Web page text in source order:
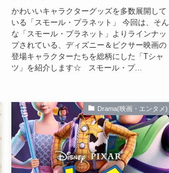
かわいいキャラクターグッズを多数展開して
いる「スモール・プラネット」 今回は、そん
な「スモール・プラネット」よりラインナッ
プされている、ディズニー＆ピクサー映画の
登場キャラクターたちを総柄にした「Tシャ
ツ」を紹介します☆ スモール・プ...
Drama(映画・エンタメ)